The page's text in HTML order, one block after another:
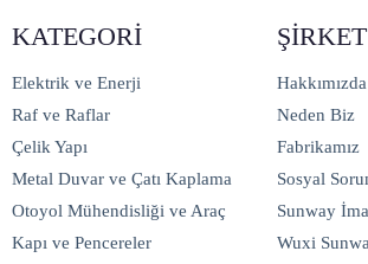
KATEGORI
Elektrik ve Enerji
Raf ve Raflar
Çelik Yapı
Metal Duvar ve Çatı Kaplama
Otoyol Mühendisliği ve Araç
Kapı ve Pencereler
ŞIRKET
Hakkımızda
Neden Biz
Fabrikamız
Sosyal
Sunway
Wuxi